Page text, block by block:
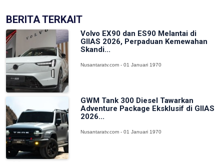
BERITA TERKAIT
Volvo EX90 dan ES90 Melantai di
GIIAS 2026, Perpaduan Kemewahan
Skandi...
Nusantaratv.com - 01 Januari 1970
GWM Tank 300 Diesel Tawarkan
Adventure Package Eksklusif di GIIAS
2026...
Nusantaratv.com - 01 Januari 1970